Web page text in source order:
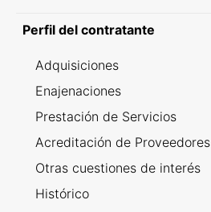
Perfil del contratante
Adquisiciones
Enajenaciones
Prestación de Servicios
Acreditación de Proveedores
Otras cuestiones de interés
Histórico